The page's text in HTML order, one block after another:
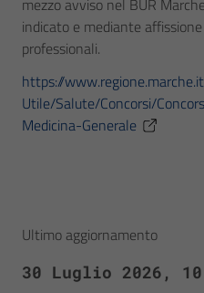
mezzo avviso nel BUR
indicato e mediante
professionali.
https://
Utile/Salute/Concorsi/
Medicina-Generale
Ultimo aggiornamento
30 Luglio 2026,